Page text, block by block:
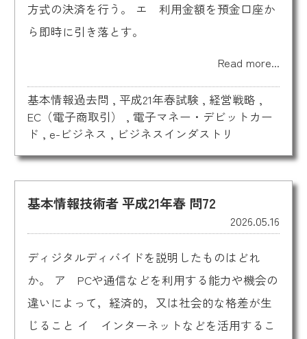
方式の決済を行う。 エ 利用金額を預金口座か
ら即時に引き落とす。
Read more...
基本情報過去問 , 平成21年春試験 , 経営戦略 ,
EC（電子商取引）
, 電子マネー・デビットカー
ド , e-ビジネス , ビジネスインダストリ
基本情報技術者 平成21年春 問72
2026.05.16
ディジタルディバイドを説明したものはどれ
か。 ア PCや通信などを利用する能力や機会の
違いによって，経済的，又は社会的な格差が生
じること イ インターネットなどを活用するこ